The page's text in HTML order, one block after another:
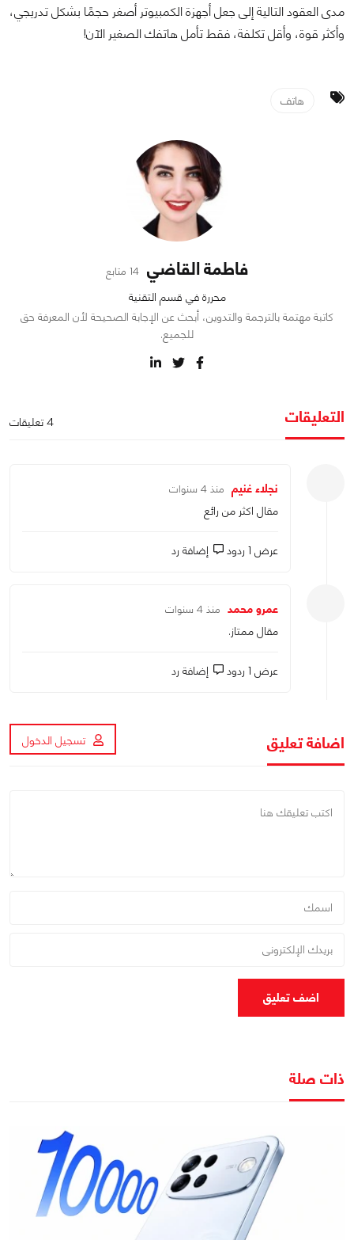
مدى العقود التالية إلى جعل أجهزة الكمبيوتر أصغر حجمًا بشكل تدريجي،
وأكثر قوة، وأقل تكلفة، فقط تأمل هاتفك الصغير الآن!
هاتف
فاطمة القاضي 14 متابع
محررة في قسم التقنية
كاتبة مهتمة بالترجمة والتدوين، أبحث عن الإجابة الصحيحة لأن المعرفة حق
للجميع.
التعليقات 4 تعليقات
نجلاء غنيم منذ 4 سنوات
مقال اكثر من رائع
عرض 1 ردود إضافة رد
عمرو محمد منذ 4 سنوات
مقال ممتاز.
عرض 1 ردود إضافة رد
اضافة تعليق تسجيل الدخول
اضف تعليق
ذات صلة